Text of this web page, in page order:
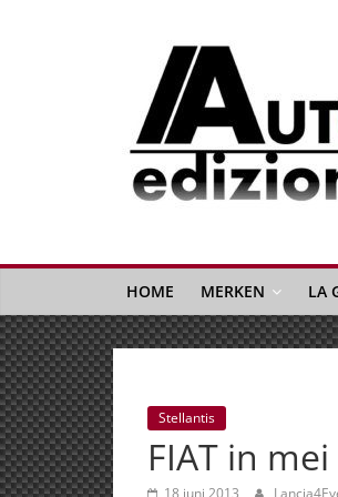
Auto
Edizione
La
Gazetta
dell'Automobile
Italiana
|
Italiaans
autonieuws
&
lifestyle
HOME MERKEN LA
Stellantis
FIAT in
18 juni 2013